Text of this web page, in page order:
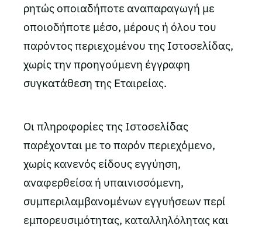
ρητώς οποιαδήποτε αναπαραγωγή με
οποιοδήποτε μέσο, μέρους ή όλου του
παρόντος περιεχομένου της Ιστοσελίδας,
χωρίς την προηγούμενη έγγραφη
συγκατάθεση της Εταιρείας.
Οι πληροφορίες της Ιστοσελίδας
παρέχονται με το παρόν περιεχόμενο,
χωρίς κανενός είδους εγγύηση,
αναφερθείσα ή υπαινισσόμενη,
συμπεριλαμβανομένων εγγυήσεων περί
εμπορευσιμότητας, καταλληλόλητας και